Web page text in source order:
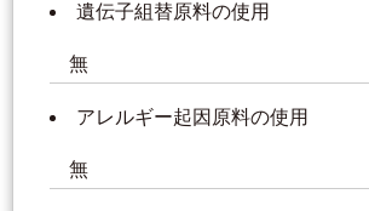
遺伝子組替原料の使用
無
アレルギー起因原料の使用
無